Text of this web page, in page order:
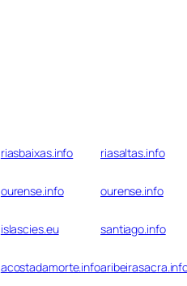
riasbaixas.info riasaltas.info
ourense.info ourense.info
islascies.eu santiago.info
acostadamorte.info